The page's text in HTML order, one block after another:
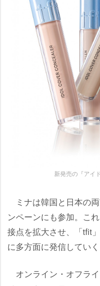
新発売の『アイ
ミナは韓国と日本の
ンペーンにも参加。こ
接点を拡大させ、「tfit
に多方面に発信していく
オンライン・オフラ